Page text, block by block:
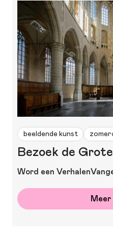
beeldende kunst
Bezoek de
Word een
Meer